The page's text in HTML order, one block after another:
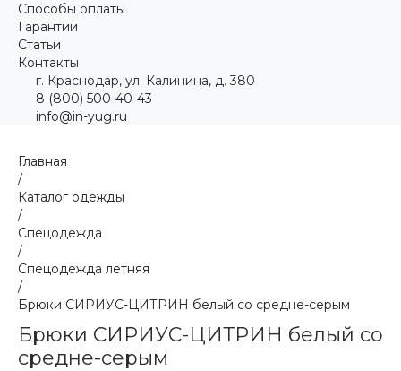
Способы оплаты
Гарантии
Статьи
Контакты
г. Краснодар, ул. Калинина, д. 380
8 (800) 500-40-43
info@in-yug.ru
Главная
/
Каталог одежды
/
Спецодежда
/
Спецодежда летняя
/
Брюки СИРИУС-ЦИТРИН белый со средне-серым
Брюки СИРИУС-ЦИТРИН белый со
средне-серым